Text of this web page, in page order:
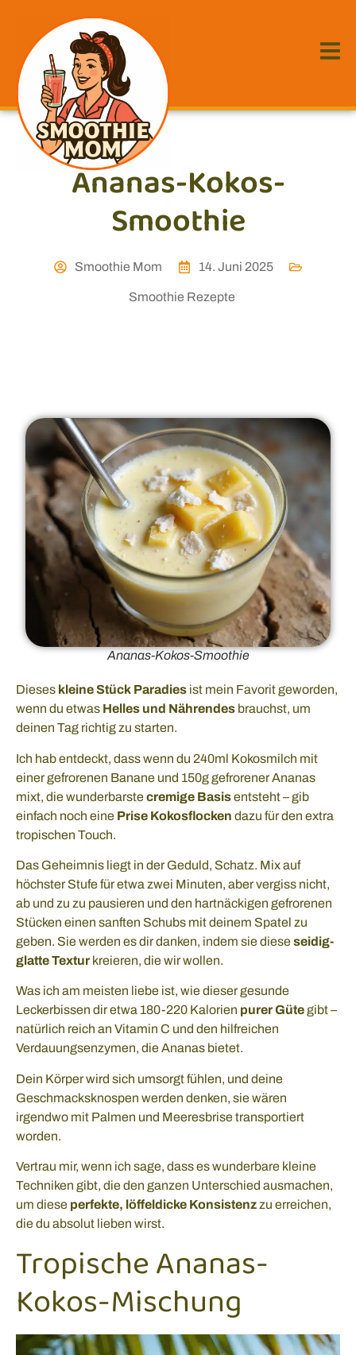
Ananas-Kokos-
Smoothie
Smoothie Mom 14. Juni 2025
Smoothie Rezepte
Ananas-Kokos-Smoothie
Dieses kleine Stück Paradies ist mein Favorit geworden,
wenn du etwas Helles und Nährendes brauchst, um
deinen Tag richtig zu starten.
Ich hab entdeckt, dass wenn du 240ml Kokosmilch mit
einer gefrorenen Banane und 150g gefrorener Ananas
mixt, die wunderbarstecremige Basisentsteht – gib
einfach noch eine Prise Kokosflocken dazu für den extra
tropischen Touch.
Das Geheimnis liegt in der Geduld, Schatz. Mix auf
höchster Stufe für etwa zwei Minuten, aber vergiss nicht,
ab und zu zu pausieren und den hartnäckigen gefrorenen
Stücken einen sanften Schubs mit deinem Spatel zu
geben. Sie werden es dir danken, indem sie dieseseidig-
glatte Textur kreieren, die wir wollen.
Was ich am meisten liebe ist, wie dieser gesunde
Leckerbissen dir etwa 180-220 Kalorien purer Gütegibt –
natürlich reich an Vitamin C und den hilfreichen
Verdauungsenzymen, die Ananas bietet.
Dein Körper wird sich umsorgt fühlen, und deine
Geschmacksknospen werden denken, sie wären
irgendwo mit Palmen und Meeresbrise transportiert
worden.
Vertrau mir, wenn ich sage, dass es wunderbare kleine
Techniken gibt, die den ganzen Unterschied ausmachen,
um diese perfekte, löffeldicke Konsistenzzu erreichen,
die du absolut lieben wirst.
Tropische Ananas-
Kokos-Mischung